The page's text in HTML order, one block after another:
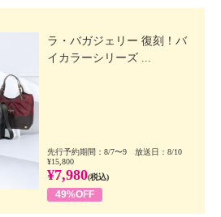
ラ・バガジェリー 復刻！バ
イカラーシリーズ ...
先行予約期間：8/7〜9 放送日：8/10
¥15,800
¥7,980(税込)
49%OFF